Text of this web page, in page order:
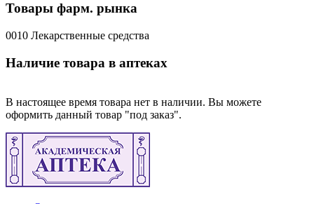
Товары фарм. рынка
0010 Лекарственные средства
Наличие товара в аптеках
В настоящее время товара нет в наличии. Вы можете
оформить данный товар "под заказ".